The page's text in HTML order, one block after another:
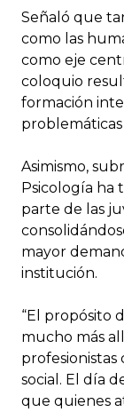
Señaló que
como las
como eje
coloquio
formación
problemáticas
Asimismo,
Psicología ha
parte de las
mayor
institución.
“El propósito
mucho más
profesionistas
social. El día
que quienes